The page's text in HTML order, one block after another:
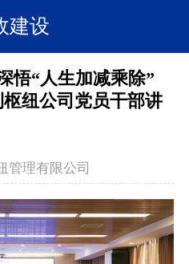
建设
悟“人生加减乘除”
纽公司党员干部讲
管理有限公司